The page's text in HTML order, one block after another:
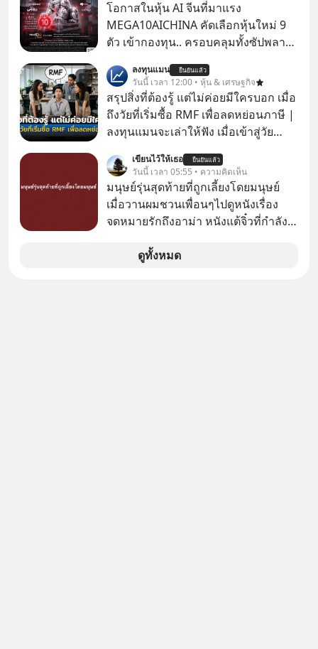
โอกาสในหุ้น AI จีนที่มาแรง
MEGA10AICHINA คัดเลือกหุ้นใหม่ 9
ตัว เข้ากองทุน.. ครอบคลุมทั้งซัปพลาย
โปรโมชัน ลด 50% ค่าธรรมเนียมซื้อ |
ยอด 2 ล้านบาทขึ้นไป ฟรีค่าธรรมเนียม
ซื้อ
ลงทุนแมน ยืนยันแล้ว
วันนี้ เวลา 12:00 • หุ้น & เศรษฐกิจ
สรุปสิ่งที่ต้องรู้ แต่ไม่ค่อยมีใครบอก เมื่อ
ถึงวัยที่เริ่มซื้อ RMF เพื่อลดหย่อนภาษี |
ลงทุนแมนจะเล่าให้ฟัง เมื่อเข้าสู่วัย
ภาษี หลายคนมักได้รับคำแนะนำให้
ลงทุนใน RMF เพราะนอกจากจะช่วยลด
หย่อนภาษีได้แล้ว ยังเป็นโอกาสในการ
สร้างความมั่งคั่งระยะยาว แต่น้อยคน
อะไรบ้าง ควรดู ตรงไหน ทำอย่างไร ถึง
จะดีกับเรา แล้วเราควรรู้ข้อมูลอะไร
เขียนไว้ให้เธอ ยืนยันแล้ว
วันนี้ เวลา 05:55 • ความคิดเห็น
มนุษย์รุ่นสุดท้ายที่ถูกเลี้ยงโดยมนุษย์
เมื่อวานผมชวนเพื่อนๆไปดูหนังเรื่อง
จดหมายรักถึงอาม่า หนังแต้จิ๋วที่กำลัง
ป๊าผมเห็นโปสเตอร์หนังเรื่องนี้หลาย
ดูทั้งหมด